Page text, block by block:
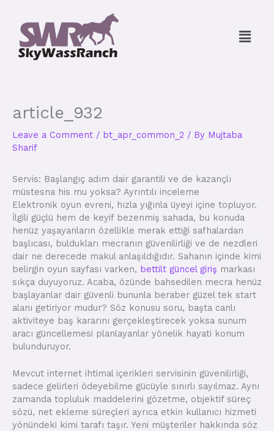
content
Menu
article_932
Leave a Comment / bt_apr_common_2 / By Mujtaba
Sharif
Servis: Başlangıç adım dair garantili ve de kazançlı
müstesna his mu yoksa? Ayrıntılı inceleme
Elektronik oyun evreni, hızla yığınla üyeyi içine topluyor.
İlgili güçlü hem de keyif bezenmiş sahada, bu konuda
henüz yaşayanların özellikle merak ettiği safhalardan
başlıcası, buldukları mecranın güvenilirliği ve de nezdleri
dair ne derecede makul anlaşıldığıdır. Sahanın içinde kimi
belirgin oyun sayfası varken, bettilt güncel giriş markası
sıkça duyuyoruz. Acaba, özünde bahsedilen mecra henüz
başlayanlar dair güvenli bununla beraber güzel tek start
alanı getiriyor mudur? Söz konusu soru, başta canlı
aktiviteye baş kararını gerçekleştirecek yoksa sunum
aracı güncellemesi planlayanlar yönelik hayati konum
bulunduruyor.
Mevcut internet ihtimal içerikleri servisinin güvenilirliği,
sadece gelirleri ödeyebilme gücüyle sınırlı sayılmaz. Aynı
zamanda topluluk maddelerini gözetme, objektif süreç
sözü, net ekleme süreçleri ayrıca etkin kullanıcı hizmeti
yönündeki kimi tarafı taşır. Yeni müşteriler hakkında söz